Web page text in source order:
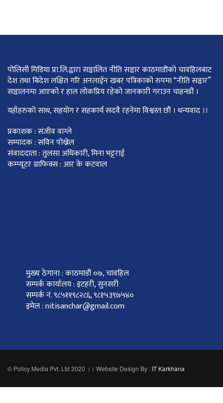
पोलिसी मिडिया प्रा.लि.द्वारा सञ्चालित नीति सञ्चार काठमाडाैंकाे चावहिलबाट
देश तथा बिदेश लक्षित गरि अनलाईन खबर पत्रिकाको रुपमा “नीति सञ्चार”
सञ्चालनमा आएको र हाल लोकप्रिय रहेको जानकारी गराउन चाहन्छौं ।
यहाँहरुको साथ, सहयोग र सहकार्य सदवै रहनेमा विश्वस्त छौं । धन्यवाद ।।
प्रकाशक : संजीव वाग्ले
सम्पादक : सविन पोख्रेल
संवाददाता : तुलसा अधिकारी, मिना भट्टराई
कम्प्यूटर ग्राफिक्स : आर के कटवाल
मुख्य ठेगाना : काठमाडौं ०७, चावहिल
सम्पर्क कार्यालय : इटहरी, सुनसरी
सम्पर्क नं. ९८५११९८२८६, ९८१५३९७५४०
इमेल : nitisanchar@gmail.com
© Policy Media Pvt. Ltd 2020 ।। Website Design By : IT Karkhana